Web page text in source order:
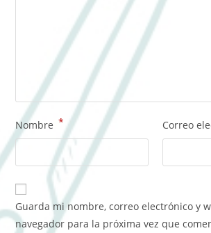
Nombre * Correo
Guarda mi nombre, correo electrónico y
navegador para la próxima vez que